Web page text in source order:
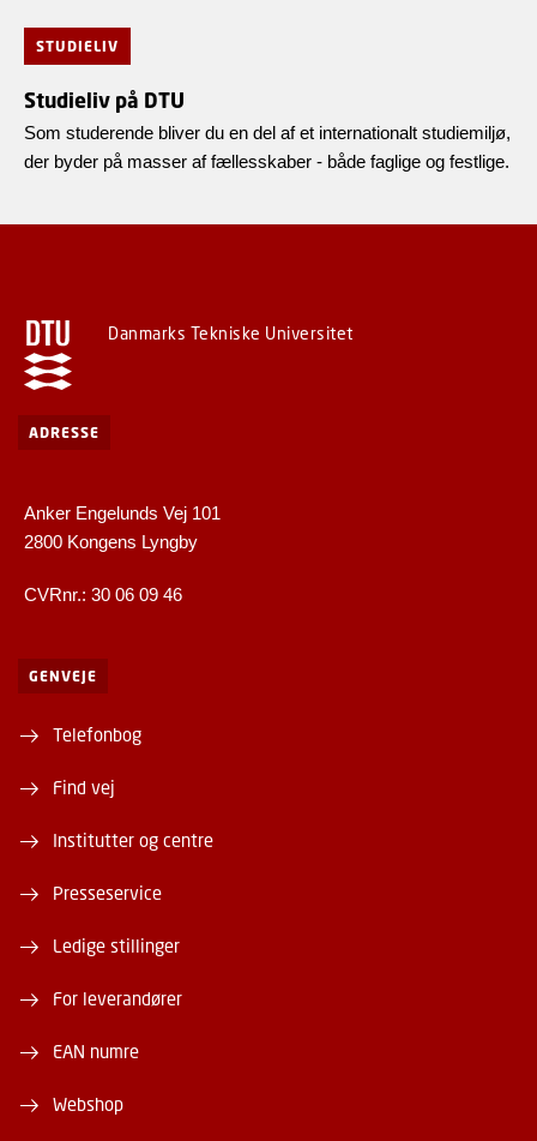
STUDIELIV
Studieliv på DTU
Som studerende bliver du en del af et internationalt studiemiljø,
der byder på masser af fællesskaber - både faglige og festlige.
Danmarks Tekniske Universitet
ADRESSE
Anker Engelunds Vej 101
2800 Kongens Lyngby
CVRnr.: 30 06 09 46
GENVEJE
Telefonbog
Find vej
Institutter og centre
Presseservice
Ledige stillinger
For leverandører
EAN numre
Webshop